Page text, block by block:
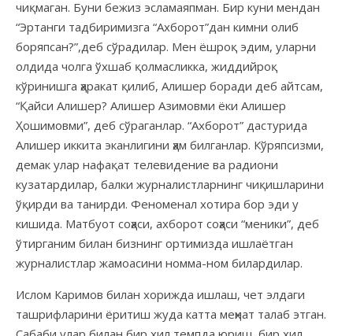
чиқмаган. Буни бежиз эсламаяпман. Бир куни мендан
“Эртанги тадбиримизга “Ахборот”дан кимни олиб
боряпсан?”,деб сўрадилар. Мен ёшроқ эдим, уларни
олдида чолга ўхшаб қолмасликка, жиддийроқ
кўринишга ҳаракат қилиб, Алишер боради деб айтсам,
“Қайси Алишер? Алишер Азимовми ёки Алишер
Ҳошимовми”, деб сўраганлар. “Ахборот” дастурида
Алишер иккита эканлигини ҳам билганлар. Кўряпсизми,
демак улар нафақат телевидение ва радиони
кузатардилар, балки журналистларнинг чиқишларини
ўқирди ва танирди. Феноменал хотира бор эди у
кишида. Матбуот соҳаси, ахборот соҳаси “меники”, деб
ўтирганим билан бизнинг ортимизда ишлаётган
журналистлар жамоасини номма-ном билардилар.
Ислом Каримов билан хорижда ишлаш, чет элдаги
ташрифларини ёритиш жуда катта меҳнат талаб этган.